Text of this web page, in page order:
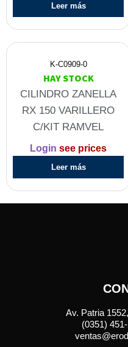
Leer más
K-C0909-0
HAY STOCK
CILINDRO ZANELLA
RX 150 VARILLERO
C/KIT RAMVEL
Login see prices
Leer más
Av. Patria
(0351)